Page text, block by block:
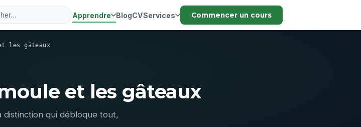
Apprendre BlogCVServices Commencer un cours
les gâteaux
et les gâteaux
distinction qui débloque tout,